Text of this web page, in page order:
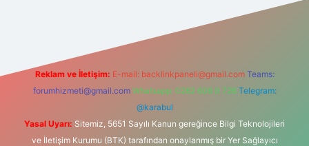
Reklam ve İletişim: E-mail: backlinkpaneli@gmail.com Teams:
forumhizmeti@gmail.com Whatsapp: 0262 606 0 726 Telegram:
@karabul
Yasal Uyarı: Sitemiz, 5651 Sayılı Kanun gereğince Bilgi Teknolojileri
ve İletişim Kurumu (BTK) tarafından onaylanmış bir Yer Sağlayıcı